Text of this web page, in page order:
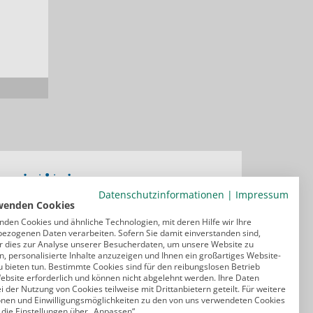
Datenschutzinformationen | Impressum
Cookies
Cookies und ähnliche Technologien, mit deren Hilfe wir Ihre
Daten verarbeiten. Sofern Sie damit einverstanden sind,
dies zur Analyse unserer Besucherdaten, um unsere Website zu
personalisierte Inhalte anzuzeigen und Ihnen ein großartiges Website-
bieten tun. Bestimmte Cookies sind für den reibungslosen Betrieb
erforderlich und können nicht abgelehnt werden. Ihre Daten
der Nutzung von Cookies teilweise mit Drittanbietern geteilt. Für weitere
und Einwilligungsmöglichkeiten zu den von uns verwendeten Cookies